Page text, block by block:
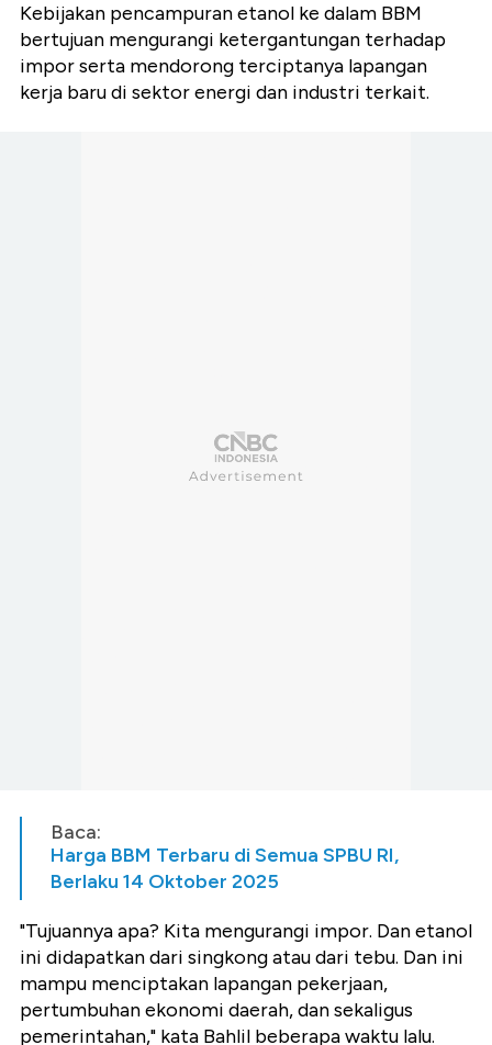
Kebijakan pencampuran etanol ke dalam BBM
bertujuan mengurangi ketergantungan terhadap
impor serta mendorong terciptanya lapangan
kerja baru di sektor energi dan industri terkait.
Baca:
Harga BBM Terbaru di Semua SPBU RI,
Berlaku 14 Oktober 2025
"Tujuannya apa? Kita mengurangi impor. Dan etanol
ini didapatkan dari singkong atau dari tebu. Dan ini
mampu menciptakan lapangan pekerjaan,
pertumbuhan ekonomi daerah, dan sekaligus
pemerintahan," kata Bahlil beberapa waktu lalu.